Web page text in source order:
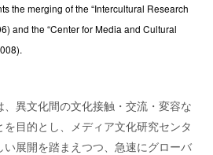
the merging of the “Intercultural Research
and the “Center for Media and Cultural
異文化間の文化接触・交流・変容な
目的とし、メディア文化研究センタ
展開を踏まえつつ、急速にグローバ